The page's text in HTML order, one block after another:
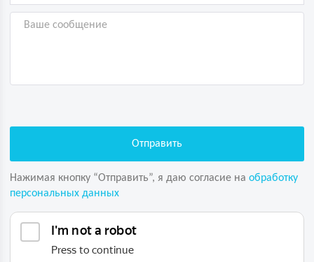
Нажимая кнопку “Отправить”, я даю согласие на обработку
персональных данных